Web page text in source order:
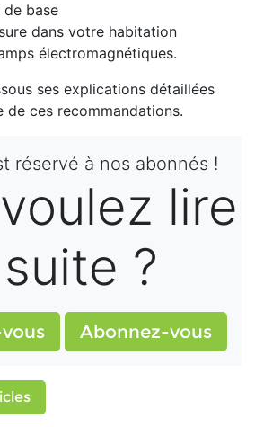
base
dans votre habitation
électromagnétiques.
ses explications détaillées
de ces recommandations.
réservé à nos abonnés !
lire
?
Abonnez-vous